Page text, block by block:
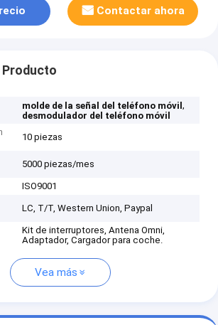
Contactar ahora
Producto
molde de la señal del teléfono móvil,
desmodulador del teléfono móvil
10 piezas
5000 piezas/mes
ISO9001
LC, T/T, Western Union, Paypal
Kit de interruptores, Antena Omni,
Adaptador, Cargador para coche.
Vea más